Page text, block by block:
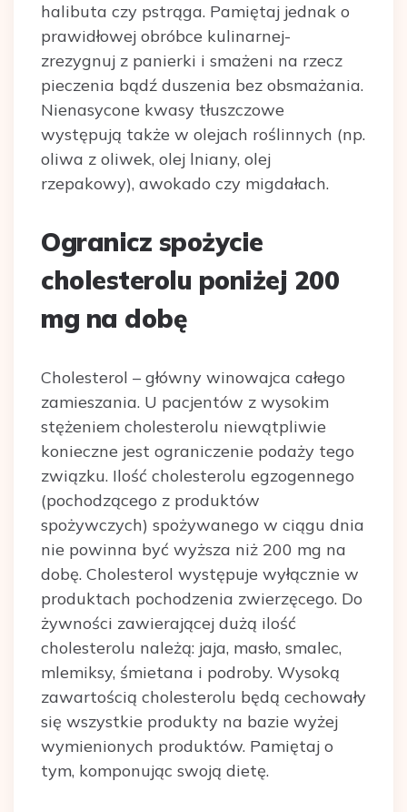
halibuta czy pstrąga. Pamiętaj jednak o
prawidłowej obróbce kulinarnej-
zrezygnuj z panierki i smażeni na rzecz
pieczenia bądź duszenia bez obsmażania.
Nienasycone kwasy tłuszczowe
występują także w olejach roślinnych (np.
oliwa z oliwek, olej lniany, olej
rzepakowy), awokado czy migdałach.
Ogranicz spożycie
cholesterolu poniżej 200
mg na dobę
Cholesterol – główny winowajca całego
zamieszania. U pacjentów z wysokim
stężeniem cholesterolu niewątpliwie
konieczne jest ograniczenie podaży tego
związku. Ilość cholesterolu egzogennego
(pochodzącego z produktów
spożywczych) spożywanego w ciągu dnia
nie powinna być wyższa niż 200 mg na
dobę. Cholesterol występuje wyłącznie w
produktach pochodzenia zwierzęcego. Do
żywności zawierającej dużą ilość
cholesterolu należą: jaja, masło, smalec,
mlemiksy, śmietana i podroby. Wysoką
zawartością cholesterolu będą cechowały
się wszystkie produkty na bazie wyżej
wymienionych produktów. Pamiętaj o
tym, komponując swoją dietę.